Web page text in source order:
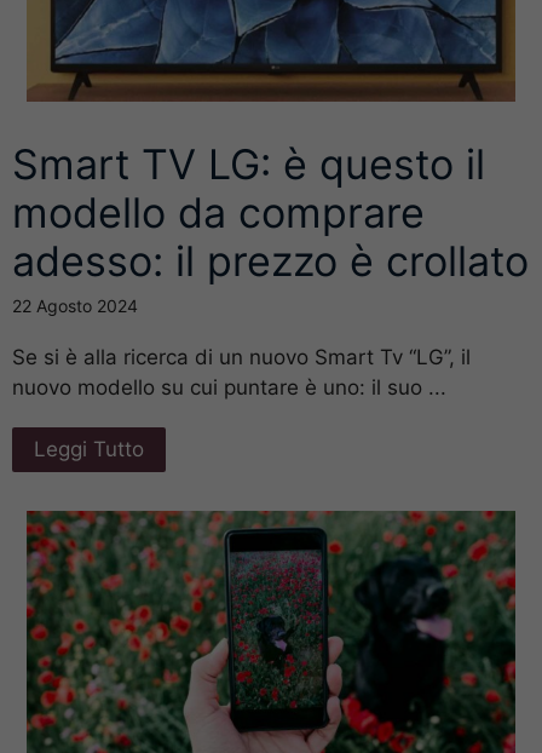
Smart TV LG: è questo il
modello da comprare
adesso: il prezzo è crollato
22 Agosto 2024
Se si è alla ricerca di un nuovo Smart Tv “LG”, il
nuovo modello su cui puntare è uno: il suo ...
Leggi Tutto